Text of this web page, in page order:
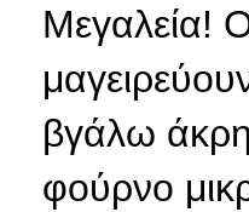
Μεγαλεία!
βγάλω
φούρνο